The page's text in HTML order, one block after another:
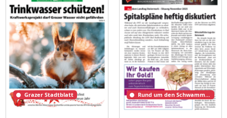
Grazer Stadtblatt Rund um den Schwammerlturm